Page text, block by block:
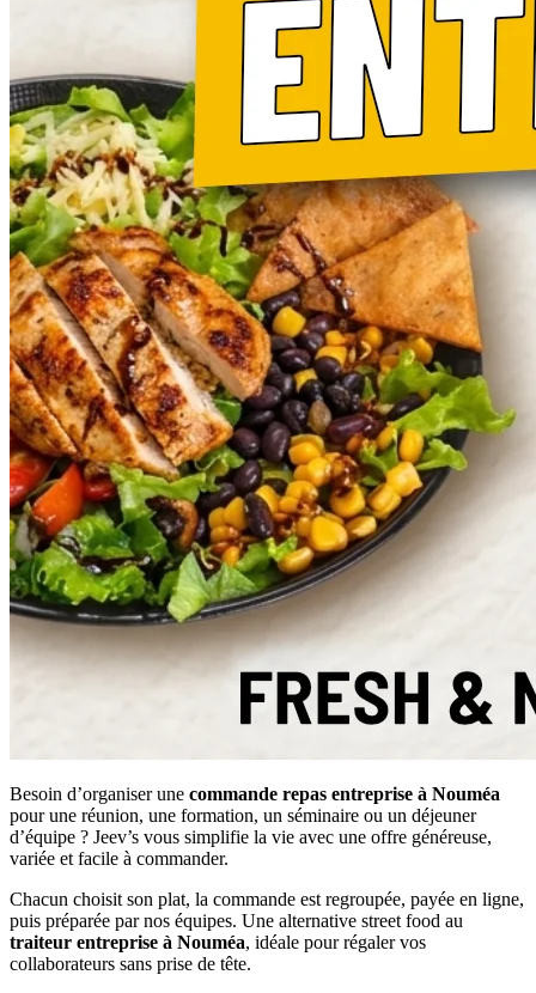
Besoin d’organiser une commande repas entreprise à Nouméa
pour une réunion, une formation, un séminaire ou un déjeuner
d’équipe ? Jeev’s vous simplifie la vie avec une offre généreuse,
variée et facile à commander.
Chacun choisit son plat, la commande est regroupée, payée en ligne,
puis préparée par nos équipes. Une alternative street food au
traiteur entreprise à Nouméa, idéale pour régaler vos
collaborateurs sans prise de tête.